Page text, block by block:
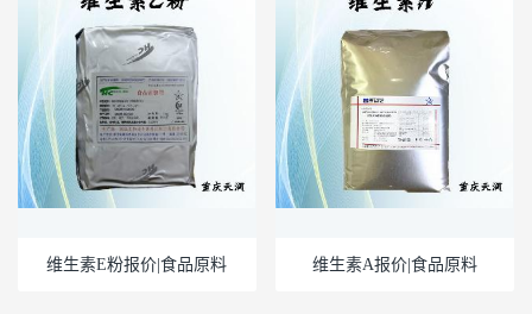
维生素E粉报价|食品原料 维生素A报价|食品原料